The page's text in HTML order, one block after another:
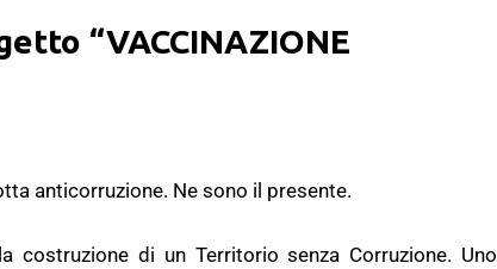
“VACCINAZIONE
anticorruzione. Ne sono il presente.
costruzione di un Territorio senza Corruzione. Uno